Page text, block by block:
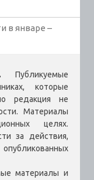
в январе –
Публикуемые
которые
редакция не
Материалы
целях.
за действия,
материалы и